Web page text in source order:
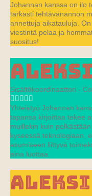
Johannan kanssa on ilo
tarkasti tehtävänannon
annettuja aikatauluja.
viestintä pelaa ja
suositus!
Sisältökoordinaattori -
Yhteistyö Johannan
tapansa kirjoittaa tekee
muillekin kuin
kyseessä teknologiaan,
asumiseen liittyvä
aina luottaa.
Aleksi